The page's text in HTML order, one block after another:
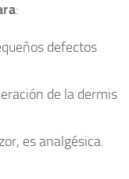
:
defectos
de la dermis
es analgésica.